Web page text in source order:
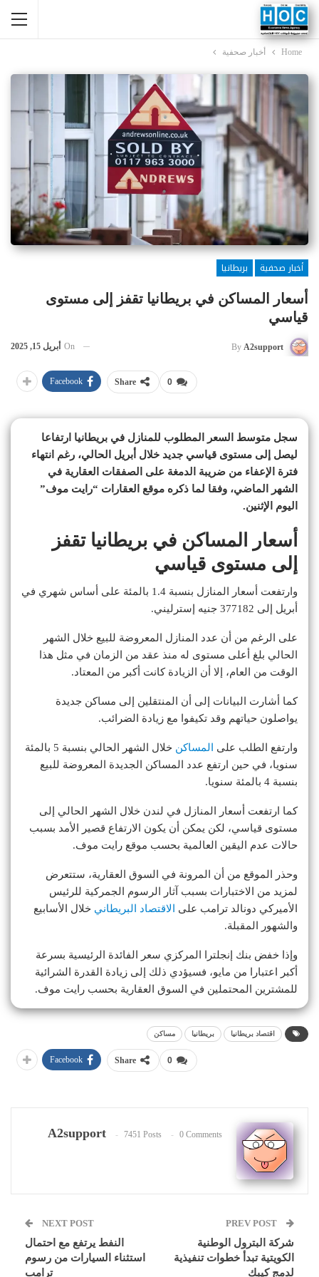
Home أخبار صحفية
أخبار صحفية
بريطانيا
أسعار المساكن في بريطانيا تقفز إلى مستوى
قياسي
By A2support
On أبريل 15, 2025
0
Share
Facebook
سجل متوسط السعر المطلوب للمنازل في بريطانيا ارتفاعا
ليصل إلى مستوى قياسي جديد خلال أبريل الحالي، رغم انتهاء
فترة الإعفاء من ضريبة الدمغة على الصفقات العقارية في
الشهر الماضي، وفقا لما ذكره موقع العقارات “رايت موف”
اليوم الإثنين.
أسعار المساكن في بريطانيا تقفز
إلى مستوى قياسي
وارتفعت أسعار المنازل بنسبة 1.4 بالمئة على أساس شهري في
أبريل إلى 377182 جنيه إسترليني.
على الرغم من أن عدد المنازل المعروضة للبيع خلال الشهر
الحالي بلغ أعلى مستوى له منذ عقد من الزمان في مثل هذا
الوقت من العام، إلا أن الزيادة كانت أكبر من المعتاد.
كما أشارت البيانات إلى أن المنتقلين إلى مساكن جديدة
يواصلون حياتهم وقد تكيفوا مع زيادة الضرائب.
وارتفع الطلب على المساكن
خلال الشهر الحالي بنسبة 5 بالمئة
سنويا، في حين ارتفع عدد المساكن الجديدة المعروضة للبيع
بنسبة 4 بالمئة سنويا.
كما ارتفعت أسعار المنازل في لندن خلال الشهر الحالي إلى
مستوى قياسي، لكن يمكن أن يكون الارتفاع قصير الأمد بسبب
حالات عدم اليقين العالمية بحسب موقع رايت موف.
وحذر الموقع من أن المرونة في السوق العقارية، ستتعرض
لمزيد من الاختبارات بسبب آثار الرسوم الجمركية للرئيس
الأميركي دونالد ترامب على
الاقتصاد البريطاني خلال الأسابيع
والشهور المقبلة.
وإذا خفض بنك إنجلترا المركزي سعر الفائدة الرئيسية بسرعة
أكبر اعتبارا من مايو، فسيؤدي ذلك إلى زيادة القدرة الشرائية
للمشترين المحتملين في السوق العقارية بحسب رايت موف.
اقتصاد بريطانيا بريطانيا مساكن
0
Share
Facebook
A2support 7451 Posts 0 Comments
شركة البترول الوطنية
الكويتية تبدأ خطوات تنفيذية
لدمج كيبك
NEXT POST
النفط يرتفع مع احتمال
استثناء السيارات من رسوم
ترامب